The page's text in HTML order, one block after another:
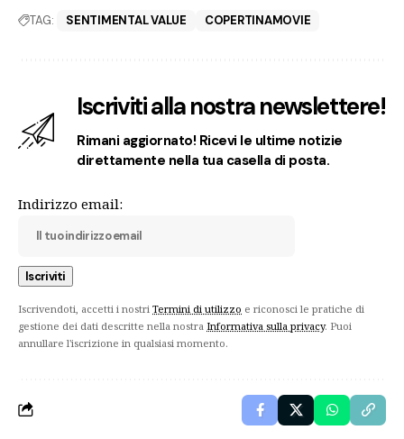
TAG: SENTIMENTAL VALUE COPERTINAMOVIE
Iscriviti alla nostra newslettere!
Rimani aggiornato! Ricevi le ultime notizie
direttamente nella tua casella di posta.
Indirizzo email:
Iscrivendoti, accetti i nostri Termini di utilizzo e riconosci le pratiche di
gestione dei dati descritte nella nostra Informativa sulla privacy. Puoi
annullare l'iscrizione in qualsiasi momento.